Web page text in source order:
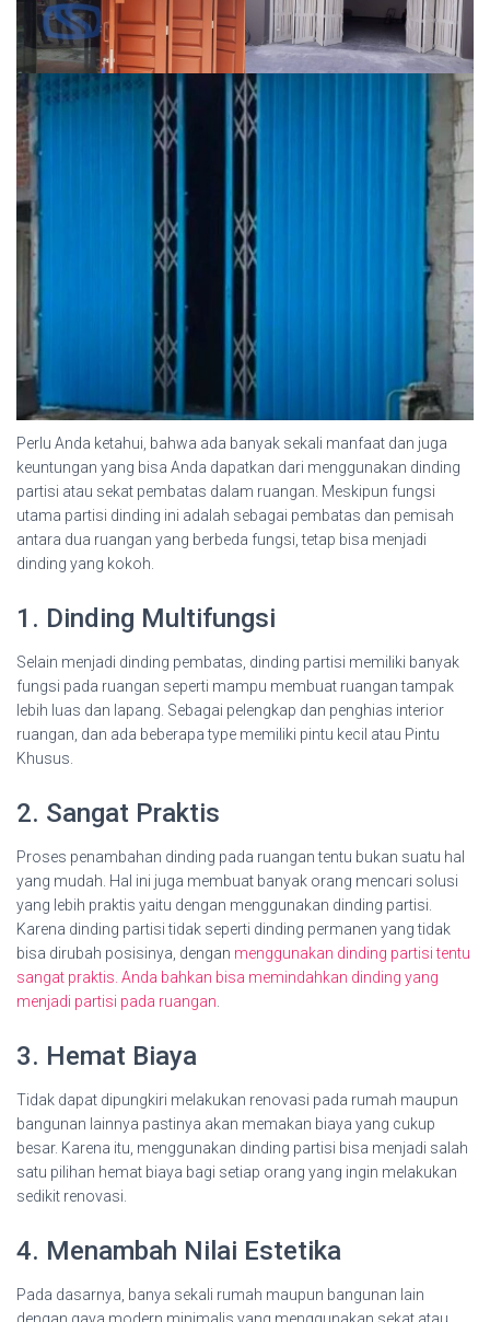
Perlu Anda ketahui, bahwa ada banyak sekali manfaat dan juga
keuntungan yang bisa Anda dapatkan dari menggunakan dinding
partisi atau sekat pembatas dalam ruangan. Meskipun fungsi
utama partisi dinding ini adalah sebagai pembatas dan pemisah
antara dua ruangan yang berbeda fungsi, tetap bisa menjadi
dinding yang kokoh.
1. Dinding Multifungsi
Selain menjadi dinding pembatas, dinding partisi memiliki banyak
fungsi pada ruangan seperti mampu membuat ruangan tampak
lebih luas dan lapang. Sebagai pelengkap dan penghias interior
ruangan, dan ada beberapa type memiliki pintu kecil atau Pintu
Khusus.
2. Sangat Praktis
Proses penambahan dinding pada ruangan tentu bukan suatu hal
yang mudah. Hal ini juga membuat banyak orang mencari solusi
yang lebih praktis yaitu dengan menggunakan dinding partisi.
Karena dinding partisi tidak seperti dinding permanen yang tidak
bisa dirubah posisinya, dengan menggunakan dinding partisi tentu
sangat praktis. Anda bahkan bisa memindahkan dinding yang
menjadi partisi pada ruangan.
3. Hemat Biaya
Tidak dapat dipungkiri melakukan renovasi pada rumah maupun
bangunan lainnya pastinya akan memakan biaya yang cukup
besar. Karena itu, menggunakan dinding partisi bisa menjadi salah
satu pilihan hemat biaya bagi setiap orang yang ingin melakukan
sedikit renovasi.
4. Menambah Nilai Estetika
Pada dasarnya, banya sekali rumah maupun bangunan lain